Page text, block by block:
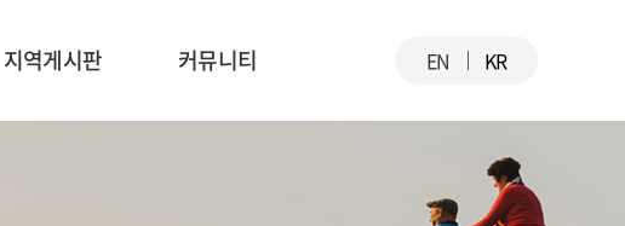
지역게시판 커뮤니티 EN KR